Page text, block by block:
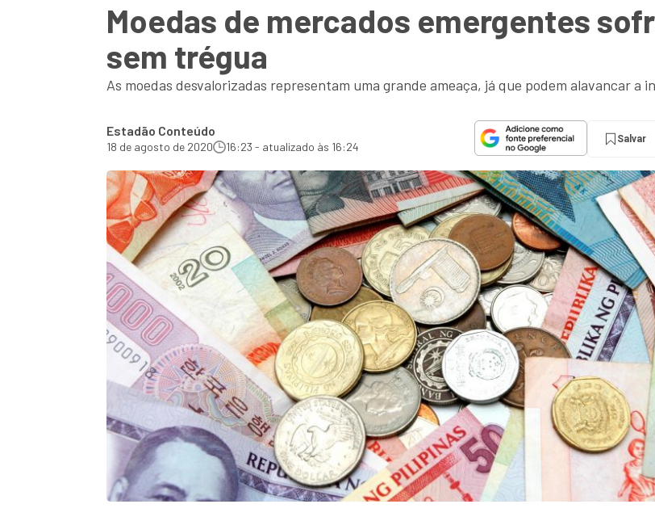
Moedas de mercados emergentes
sem trégua
As moedas desvalorizadas representam uma grande ameaça, já que podem alavancar a
Estadão Conteúdo
18 de agosto de 2020 16:23 - atualizado às 16:24
Salvar